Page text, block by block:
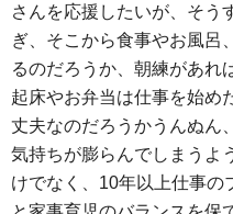
さんを応援したいが、そう
ぎ、そこから食事やお風呂
るのだろうか、朝練があれ
起床やお弁当は仕事を始め
丈夫なのだろうかうんぬん
気持ちが膨らんでしまうよ
けでなく、10年以上仕事の